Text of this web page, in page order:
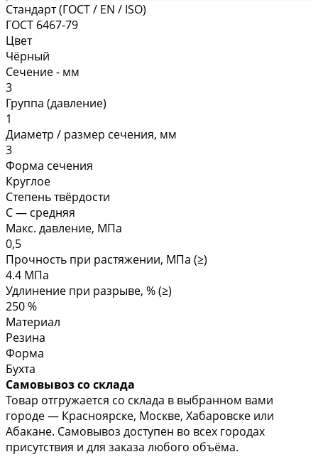
Стандарт (ГОСТ / EN / ISO)
ГОСТ 6467-79
Цвет
Чёрный
Сечение - мм
3
Группа (давление)
1
Диаметр / размер сечения, мм
3
Форма сечения
Круглое
Степень твёрдости
С — средняя
Макс. давление, МПа
0,5
Прочность при растяжении, МПа (≥)
4.4 МПа
Удлинение при разрыве, % (≥)
250 %
Материал
Резина
Форма
Бухта
Самовывоз со склада
Товар отгружается со склада в выбранном вами
городе — Красноярске, Москве, Хабаровске или
Абакане. Самовывоз доступен во всех городах
присутствия и для заказа любого объёма.